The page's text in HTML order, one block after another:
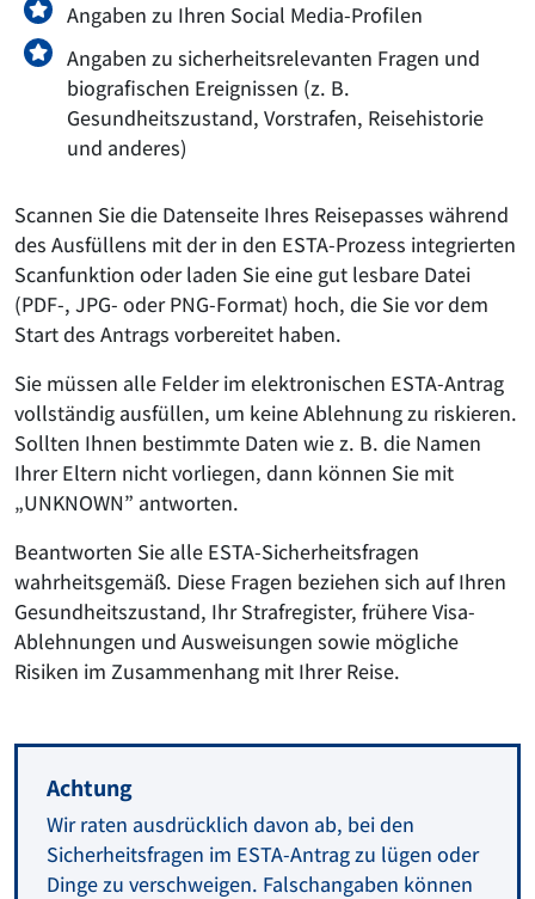
Angaben zu Ihren Social Media-Profilen
Angaben zu sicherheitsrelevanten Fragen und
biografischen Ereignissen (z. B.
Gesundheitszustand, Vorstrafen, Reisehistorie
und anderes)
Scannen Sie die Datenseite Ihres Reisepasses während
des Ausfüllens mit der in den ESTA-Prozess integrierten
Scanfunktion oder laden Sie eine gut lesbare Datei
(PDF-, JPG- oder PNG-Format) hoch, die Sie vor dem
Start des Antrags vorbereitet haben.
Sie müssen alle Felder im elektronischen ESTA-Antrag
vollständig ausfüllen, um keine Ablehnung zu riskieren.
Sollten Ihnen bestimmte Daten wie z. B. die Namen
Ihrer Eltern nicht vorliegen, dann können Sie mit
„UNKNOWN” antworten.
Beantworten Sie alle ESTA-Sicherheitsfragen
wahrheitsgemäß. Diese Fragen beziehen sich auf Ihren
Gesundheitszustand, Ihr Strafregister, frühere Visa-
Ablehnungen und Ausweisungen sowie mögliche
Risiken im Zusammenhang mit Ihrer Reise.
Achtung
Wir raten ausdrücklich davon ab, bei den
Sicherheitsfragen im ESTA-Antrag zu lügen oder
Dinge zu verschweigen. Falschangaben können